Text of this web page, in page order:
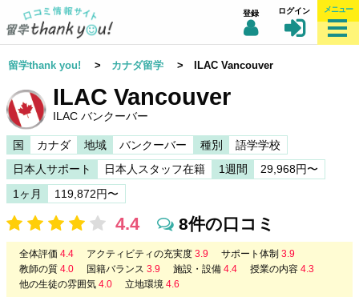
登録 ログイン メニュー
留学thank you! > カナダ留学 > ILAC Vancouver
ILAC Vancouver
ILAC バンクーバー
国 カナダ 地域 バンクーバー 種別
語学学校
日本人サポート
日本人スタッフ在籍 1週間
29,968円〜
1ヶ月
119,872円〜
4.4 8件の口コミ
全体評価 4.4 アクティビティの充実度 3.9 サポート体制 3.9
教師の質 4.0 国籍バランス 3.9 施設・設備 4.4 授業の内容 4.3
他の生徒の雰囲気 4.0 立地環境 4.6